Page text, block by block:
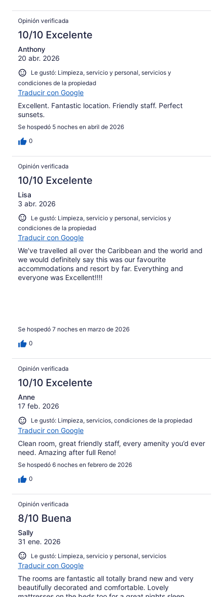
Opinión verificada
10/10 Excelente
Anthony
20 abr. 2026
Le gustó: Limpieza, servicio y personal, servicios y
condiciones de la propiedad
Traducir con Google
Excellent. Fantastic location. Friendly staff. Perfect
sunsets.
Se hospedó 5 noches en abril de 2026
0
Opinión verificada
10/10 Excelente
Lisa
3 abr. 2026
Le gustó: Limpieza, servicio y personal, servicios y
condiciones de la propiedad
Traducir con Google
We’ve travelled all over the Caribbean and the world and
we would definitely say this was our favourite
accommodations and resort by far. Everything and
everyone was Excellent!!!!
Se hospedó 7 noches en marzo de 2026
0
Opinión verificada
10/10 Excelente
Anne
17 feb. 2026
Le gustó: Limpieza, servicios, condiciones de la propiedad
Traducir con Google
Clean room, great friendly staff, every amenity you’d ever
need. Amazing after full Reno!
Se hospedó 6 noches en febrero de 2026
0
Opinión verificada
8/10 Buena
Sally
31 ene. 2026
Le gustó: Limpieza, servicio y personal, servicios
Traducir con Google
The rooms are fantastic all totally brand new and very
beautifully decorated and comfortable. Lovely